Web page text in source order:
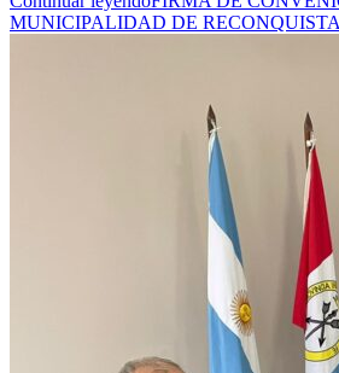
MUNICIPALIDAD DE RECONQUISTA